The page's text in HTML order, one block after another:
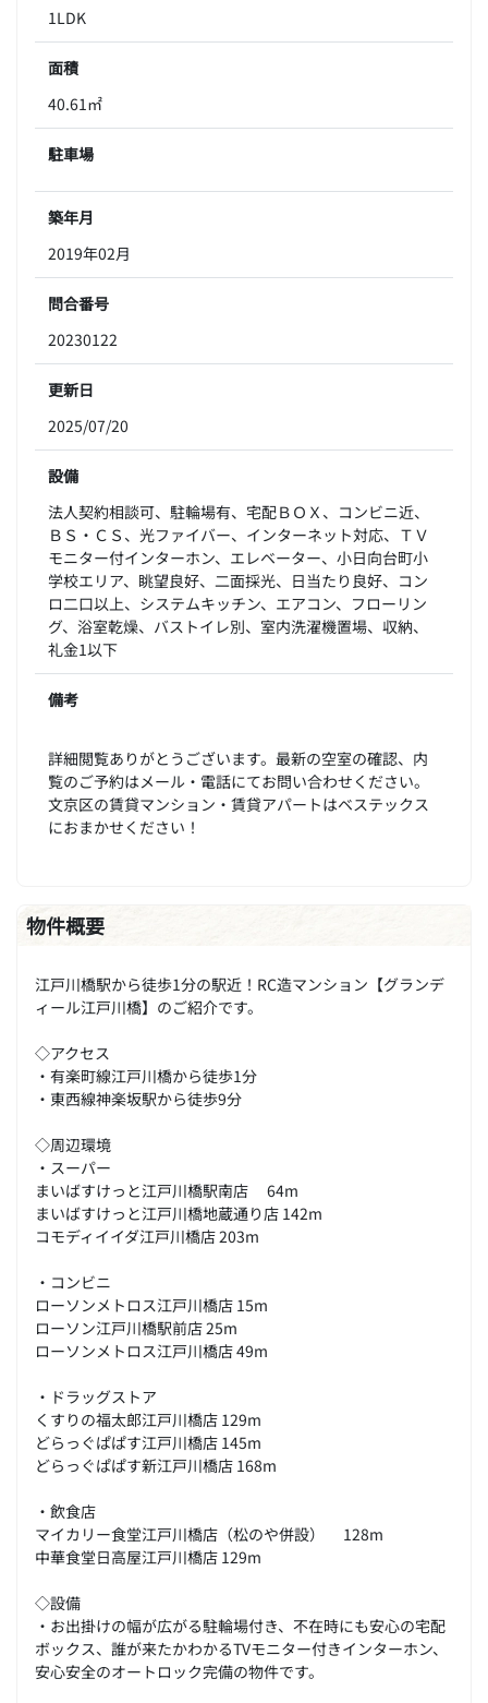
1LDK
面積
40.61㎡
駐車場
築年月
2019年02月
問合番号
20230122
更新日
2025/07/20
設備
法人契約相談可、駐輪場有、宅配ＢＯＸ、コンビニ近、
ＢＳ・ＣＳ、光ファイバー、インターネット対応、ＴＶ
モニター付インターホン、エレベーター、小日向台町小
学校エリア、眺望良好、二面採光、日当たり良好、コン
ロ二口以上、システムキッチン、エアコン、フローリン
グ、浴室乾燥、バストイレ別、室内洗濯機置場、収納、
礼金1以下
備考
詳細閲覧ありがとうございます。最新の空室の確認、内
覧のご予約はメール・電話にてお問い合わせください。
文京区の賃貸マンション・賃貸アパートはベステックス
におまかせください！
物件概要
江戸川橋駅から徒歩1分の駅近！RC造マンション【グランデ
ィール江戸川橋】のご紹介です。
◇アクセス
・有楽町線江戸川橋から徒歩1分
・東西線神楽坂駅から徒歩9分
◇周辺環境
・スーパー
まいばすけっと江戸川橋駅南店 64m
まいばすけっと江戸川橋地蔵通り店 142m
コモディイイダ江戸川橋店 203m
・コンビニ
ローソンメトロス江戸川橋店 15m
ローソン江戸川橋駅前店 25m
ローソンメトロス江戸川橋店 49m
・ドラッグストア
くすりの福太郎江戸川橋店 129m
どらっぐぱぱす江戸川橋店 145m
どらっぐぱぱす新江戸川橋店 168m
・飲食店
マイカリー食堂江戸川橋店（松のや併設） 128m
中華食堂日高屋江戸川橋店 129m
◇設備
・お出掛けの幅が広がる駐輪場付き、不在時にも安心の宅配
ボックス、誰が来たかわかるTVモニター付きインターホン、
安心安全のオートロック完備の物件です。